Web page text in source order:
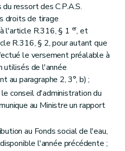
ressort des C.P.A.S.
droits de tirage
l'article R.316, § 1 er, et
R.316, § 2, pour autant que
le versement préalable à
utilisés de l'année
au paragraphe 2, 3°, b) ;
conseil d'administration du
au Ministre un rapport
au Fonds social de l'eau,
l'année précédente ;